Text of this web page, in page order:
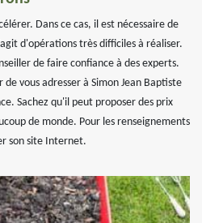
Dans ce cas, il est nécessaire de
d'opérations très difficiles à réaliser.
de faire confiance à des experts.
vous adresser à Simon Jean Baptiste
Sachez qu'il peut proposer des prix
de monde. Pour les renseignements
son site Internet.